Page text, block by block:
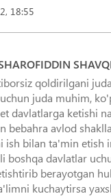
18:55
qoldirilgani
juda muhim,
davlatlarga ketishi
bebahra avlod
ish bilan ta'min etish
boshqa davlatlar
berayotgan
kuchaytirsa